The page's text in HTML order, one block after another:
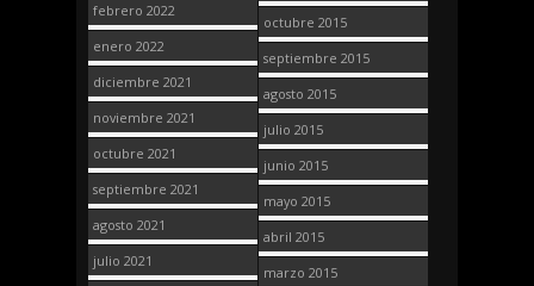
febrero 2022
enero 2022
diciembre 2021
noviembre 2021
octubre 2021
septiembre 2021
agosto 2021
julio 2021
octubre 2015
septiembre 2015
agosto 2015
julio 2015
junio 2015
mayo 2015
abril 2015
marzo 2015